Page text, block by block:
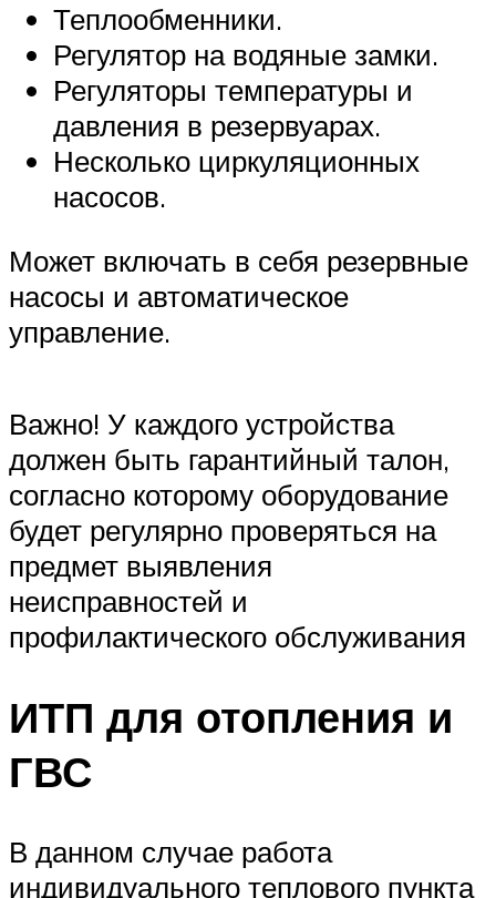
Теплообменники.
Регулятор на водяные замки.
Регуляторы температуры и
давления в резервуарах.
Несколько циркуляционных
насосов.
Может включать в себя резервные
насосы и автоматическое
управление.
Важно! У каждого устройства
должен быть гарантийный талон,
согласно которому оборудование
будет регулярно проверяться на
предмет выявления
неисправностей и
профилактического обслуживания
ИТП для отопления и
ГВС
В данном случае работа
индивидуального теплового пункта